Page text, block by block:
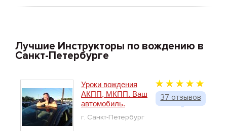
Лучшие Инструкторы по вождению в
Санкт-Петербурге
37 отзывов
Уроки вождения
АКПП, МКПП. Ваш
автомобиль.
г. Санкт-Петербург